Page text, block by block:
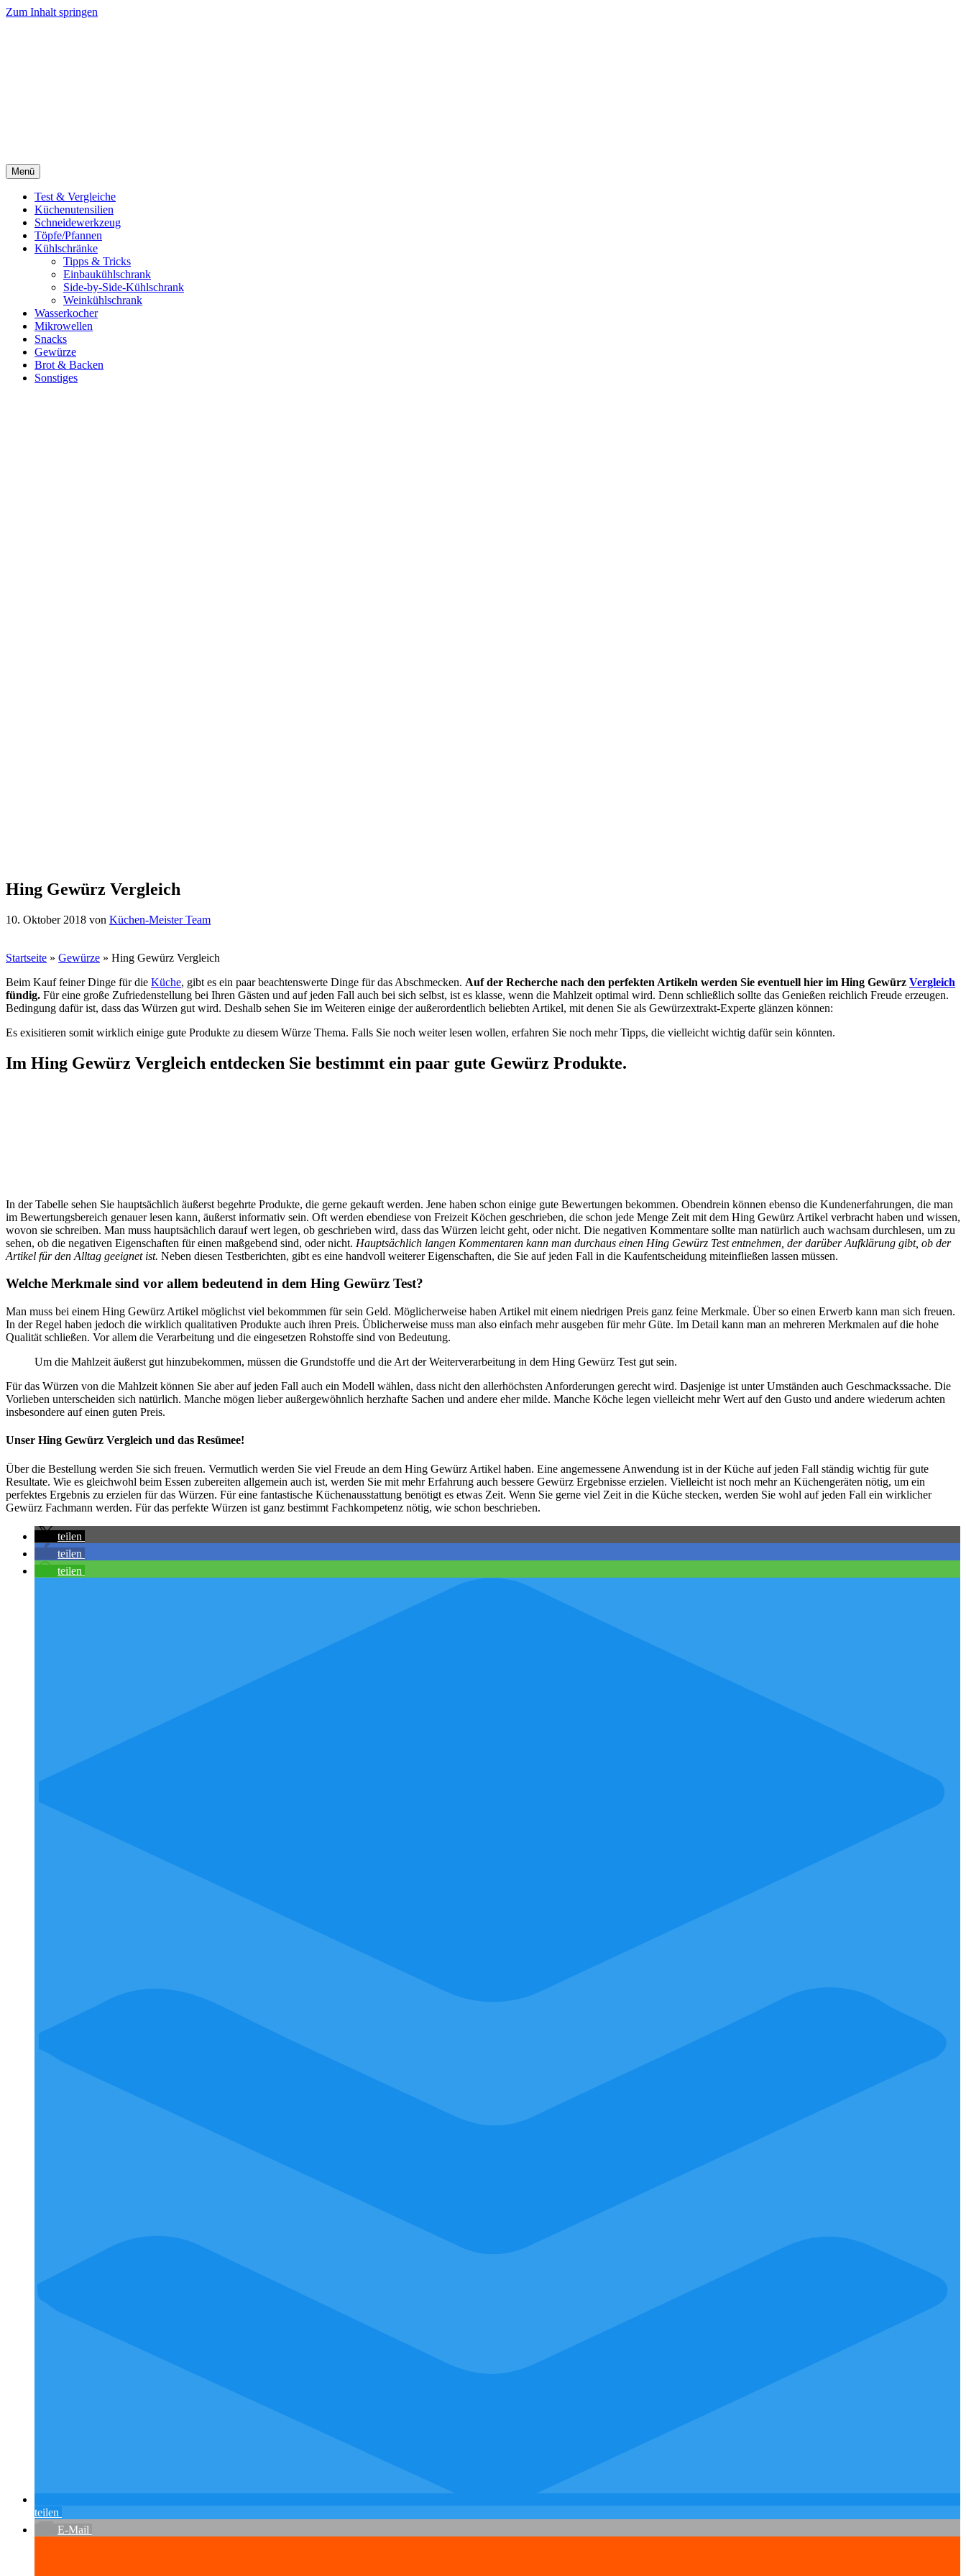
Zum Inhalt springen
Menü
Test & Vergleiche
Küchenutensilien
Schneidewerkzeug
Töpfe/Pfannen
Kühlschränke
Tipps & Tricks
Einbaukühlschrank
Side-by-Side-Kühlschrank
Weinkühlschrank
Wasserkocher
Mikrowellen
Snacks
Gewürze
Brot & Backen
Sonstiges
Hing Gewürz Vergleich
10. Oktober 2018 von Küchen-Meister Team
Startseite » Gewürze » Hing Gewürz Vergleich
Beim Kauf feiner Dinge für die Küche, gibt es ein paar beachtenswerte Dinge für das Abschmecken. Auf der Recherche nach den perfekten Artikeln werden Sie eventuell hier im Hing Gewürz Vergleich
fündig. Für eine große Zufriedenstellung bei Ihren Gästen und auf jeden Fall auch bei sich selbst, ist es klasse, wenn die Mahlzeit optimal wird. Denn schließlich sollte das Genießen reichlich Freude erzeugen.
Bedingung dafür ist, dass das Würzen gut wird. Deshalb sehen Sie im Weiteren einige der außerordentlich beliebten Artikel, mit denen Sie als Gewürzextrakt-Experte glänzen können:
Es exisitieren somit wirklich einige gute Produkte zu diesem Würze Thema. Falls Sie noch weiter lesen wollen, erfahren Sie noch mehr Tipps, die vielleicht wichtig dafür sein könnten.
Im Hing Gewürz Vergleich entdecken Sie bestimmt ein paar gute Gewürz Produkte.
In der Tabelle sehen Sie hauptsächlich äußerst begehrte Produkte, die gerne gekauft werden. Jene haben schon einige gute Bewertungen bekommen. Obendrein können ebenso die Kundenerfahrungen, die man
im Bewertungsbereich genauer lesen kann, äußerst informativ sein. Oft werden ebendiese von Freizeit Köchen geschrieben, die schon jede Menge Zeit mit dem Hing Gewürz Artikel verbracht haben und wissen,
wovon sie schreiben. Man muss hauptsächlich darauf wert legen, ob geschrieben wird, dass das Würzen leicht geht, oder nicht. Die negativen Kommentare sollte man natürlich auch wachsam durchlesen, um zu
sehen, ob die negativen Eigenschaften für einen maßgebend sind, oder nicht. Hauptsächlich langen Kommentaren kann man durchaus einen Hing Gewürz Test entnehmen, der darüber Aufklärung gibt, ob der
Artikel für den Alltag geeignet ist. Neben diesen Testberichten, gibt es eine handvoll weiterer Eigenschaften, die Sie auf jeden Fall in die Kaufentscheidung miteinfließen lassen müssen.
Welche Merkmale sind vor allem bedeutend in dem Hing Gewürz Test?
Man muss bei einem Hing Gewürz Artikel möglichst viel bekommmen für sein Geld. Möglicherweise haben Artikel mit einem niedrigen Preis ganz feine Merkmale. Über so einen Erwerb kann man sich freuen.
In der Regel haben jedoch die wirklich qualitativen Produkte auch ihren Preis. Üblicherweise muss man also einfach mehr ausgeben für mehr Güte. Im Detail kann man an mehreren Merkmalen auf die hohe
Qualität schließen. Vor allem die Verarbeitung und die eingesetzen Rohstoffe sind von Bedeutung.
Um die Mahlzeit äußerst gut hinzubekommen, müssen die Grundstoffe und die Art der Weiterverarbeitung in dem Hing Gewürz Test gut sein.
Für das Würzen von die Mahlzeit können Sie aber auf jeden Fall auch ein Modell wählen, dass nicht den allerhöchsten Anforderungen gerecht wird. Dasjenige ist unter Umständen auch Geschmackssache. Die
Vorlieben unterscheiden sich natürlich. Manche mögen lieber außergewöhnlich herzhafte Sachen und andere eher milde. Manche Köche legen vielleicht mehr Wert auf den Gusto und andere wiederum achten
insbesondere auf einen guten Preis.
Unser Hing Gewürz Vergleich und das Resümee!
Über die Bestellung werden Sie sich freuen. Vermutlich werden Sie viel Freude an dem Hing Gewürz Artikel haben. Eine angemessene Anwendung ist in der Küche auf jeden Fall ständig wichtig für gute
Resultate. Wie es gleichwohl beim Essen zubereiten allgemein auch ist, werden Sie mit mehr Erfahrung auch bessere Gewürz Ergebnisse erzielen. Vielleicht ist noch mehr an Küchengeräten nötig, um ein
perfektes Ergebnis zu erzielen für das Würzen. Für eine fantastische Küchenausstattung benötigt es etwas Zeit. Wenn Sie gerne viel Zeit in die Küche stecken, werden Sie wohl auf jeden Fall ein wirklicher
Gewürz Fachmann werden. Für das perfekte Würzen ist ganz bestimmt Fachkompetenz nötig, wie schon beschrieben.
teilen
teilen
teilen
teilen
E-Mail